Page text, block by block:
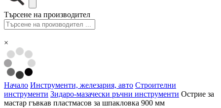
Търсене на производител
×
Начало Инструменти, железария, авто Строителни
инструменти Зидаро-мазачески ръчни инструменти Острие за
мастар гъвкав пластмасов за шпакловка 900 мм